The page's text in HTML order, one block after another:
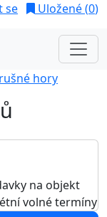
se Uložené (0)
hory
na objekt
volné termíny